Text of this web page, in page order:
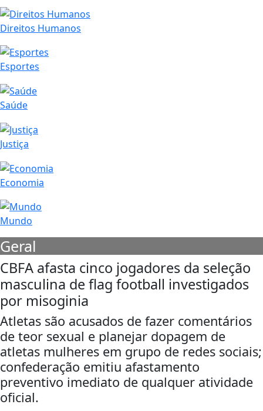
Direitos Humanos
Esportes
Saúde
Justiça
Economia
Mundo
Geral
CBFA afasta cinco jogadores da seleção
masculina de flag football investigados
por misoginia
Atletas são acusados de fazer comentários
de teor sexual e planejar dopagem de
atletas mulheres em grupo de redes sociais;
confederação emitiu afastamento
preventivo imediato de qualquer atividade
oficial.